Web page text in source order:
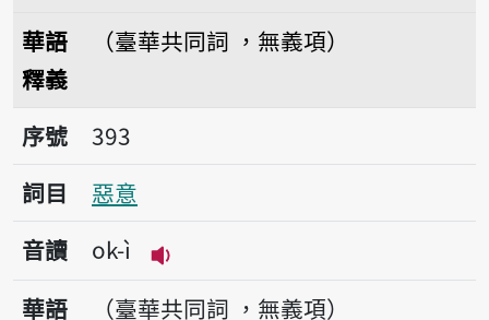
華語
釋義
（臺華共同詞 ，無義項）
序號393惡意
序號
393
詞目
惡意
音讀
ok-ì
播放音讀ok-ì
華語
（臺華共同詞 ，無義項）